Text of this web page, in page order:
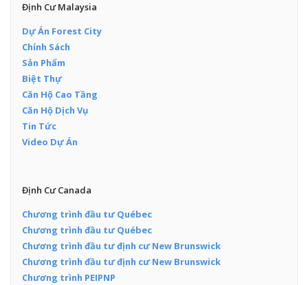
Định Cư Malaysia
Dự Án Forest City
Chính Sách
Sản Phẩm
Biệt Thự
Căn Hộ Cao Tầng
Căn Hộ Dịch Vụ
Tin Tức
Video Dự Án
Định Cư Canada
Chương trình đầu tư Québec
Chương trình đầu tư Québec
Chương trình đầu tư định cư New Brunswick
Chương trình đầu tư định cư New Brunswick
Chương trình PEIPNP